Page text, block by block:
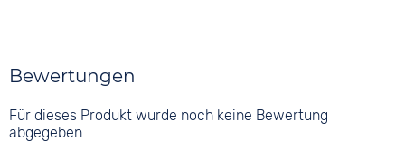
Bewertungen
Für dieses Produkt wurde noch keine Bewertung
abgegeben